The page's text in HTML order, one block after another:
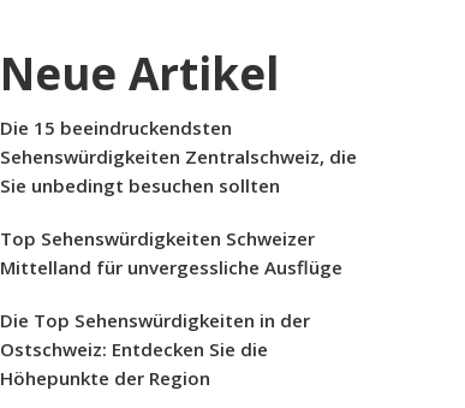
Neue Artikel
Die 15 beeindruckendsten
Sehenswürdigkeiten Zentralschweiz, die
Sie unbedingt besuchen sollten
Top Sehenswürdigkeiten Schweizer
Mittelland für unvergessliche Ausflüge
Die Top Sehenswürdigkeiten in der
Ostschweiz: Entdecken Sie die
Höhepunkte der Region